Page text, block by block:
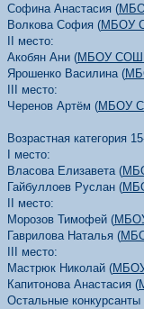
Софина Анастасия (
Волкова София (МБОУ
II место:
Акобян Ани (МБОУ СОШ
Ярошенко Василина (
III место:
Черенов Артём (МБОУ
Возрастная категория
I место:
Власова Елизавета (
Гайбуллоев Руслан (
II место:
Морозов Тимофей (
Гаврилова Наталья (
III место:
Мастрюк Николай (
Капитонова Анастасия (
Остальные